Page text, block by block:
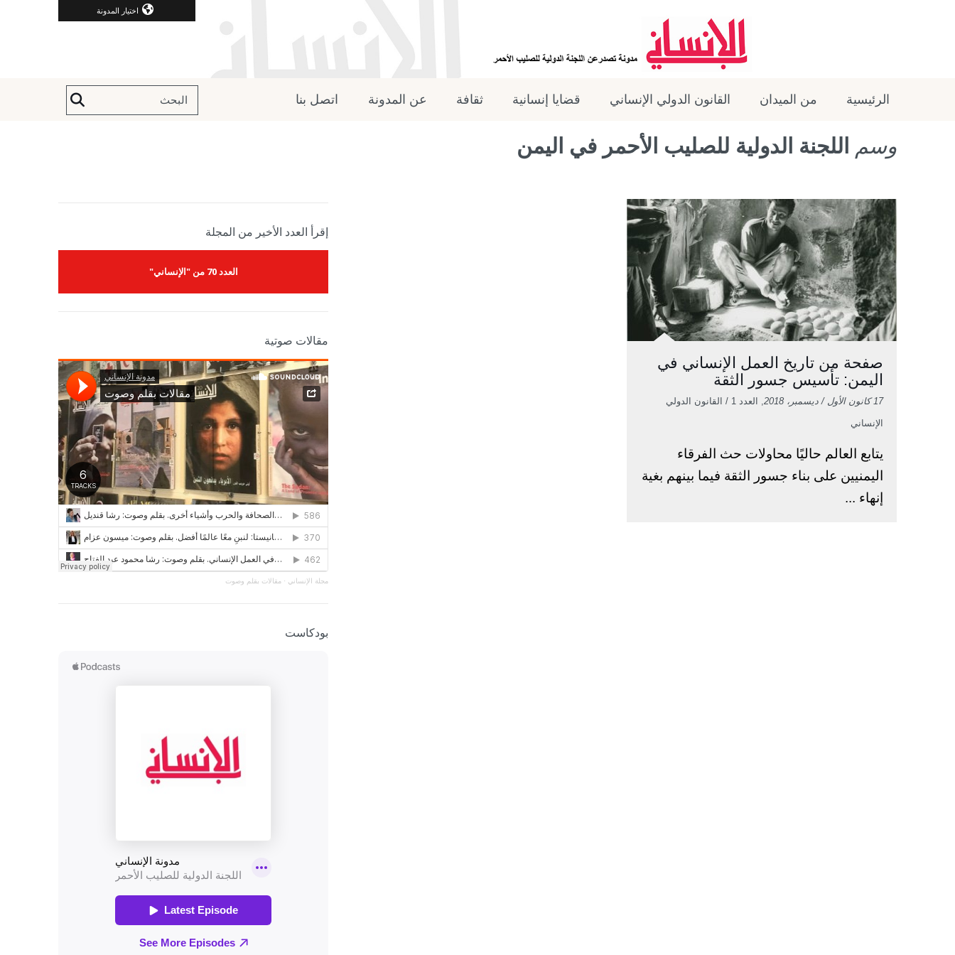
اختيار المدونة
الرئيسية من الميدان القانون الدولي الإنساني قضايا إنسانية ثقافة عن المدونة اتصل بنا
وسم اللجنة الدولية للصليب الأحمر في اليمن
صفحة من تاريخ العمل الإنساني في
اليمن: تأسيس جسور الثقة
17 كانون الأول / ديسمبر، 2018 , العدد 1 / القانون الدولي
الإنساني
يتابع العالم حاليًا محاولات حث الفرقاء
اليمنيين على بناء جسور الثقة فيما بينهم بغية
إنهاء ...
إقرأ العدد الأخير من المجلة
العدد 70 من "الإنساني"
مقالات صوتية
مجلة الإنساني · مقالات بقلم وصوت
بودكاست